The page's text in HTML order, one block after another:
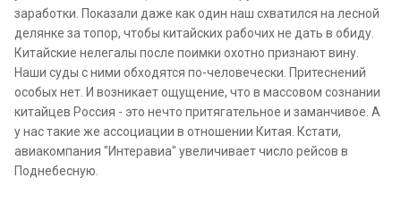
заработки. Показали даже как один наш схватился на лесной
делянке за топор, чтобы китайских рабочих не дать в обиду.
Китайские нелегалы после поимки охотно признают вину.
Наши суды с ними обходятся по-человечески. Притеснений
особых нет. И возникает ощущение, что в массовом сознании
китайцев Россия - это нечто притягательное и заманчивое. А
у нас такие же ассоциации в отношении Китая. Кстати,
авиакомпания "Интеравиа" увеличивает число рейсов в
Поднебесную.